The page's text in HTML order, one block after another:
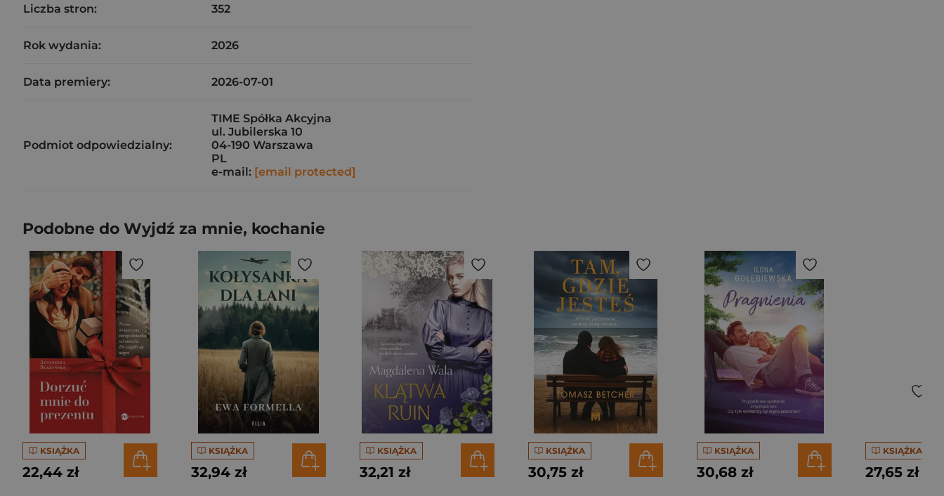
Liczba stron: 352
Rok wydania: 2026
Data premiery: 2026-07-01
Podmiot odpowiedzialny:
TIME Spółka Akcyjna
ul. Jubilerska 10
04-190 Warszawa
PL
e-mail: [email protected]
Podobne do Wyjdź za mnie, kochanie
KSIĄŻKA
22,44 zł
KSIĄŻKA
32,94 zł
KSIĄŻKA
32,21 zł
KSIĄŻKA
30,75 zł
KSIĄŻKA
30,68 zł
KSIĄŻKA
27,65 zł